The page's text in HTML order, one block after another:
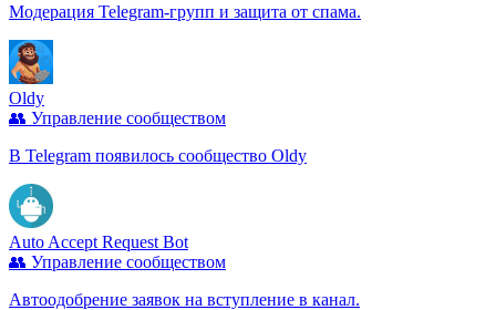
Модерация Telegram‑групп и защита от спама.
Oldy
👥 Управление сообществом
В Telegram появилось сообщество Oldy
Auto Accept Request Bot
👥 Управление сообществом
Автоодобрение заявок на вступление в канал.